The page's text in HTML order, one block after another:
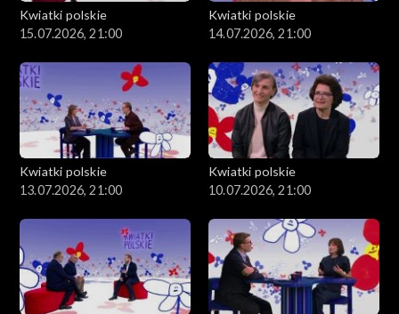
Kwiatki polskie
15.07.2026, 21:00
Kwiatki polskie
14.07.2026, 21:00
Kwiatki polskie
13.07.2026, 21:00
Kwiatki polskie
10.07.2026, 21:00